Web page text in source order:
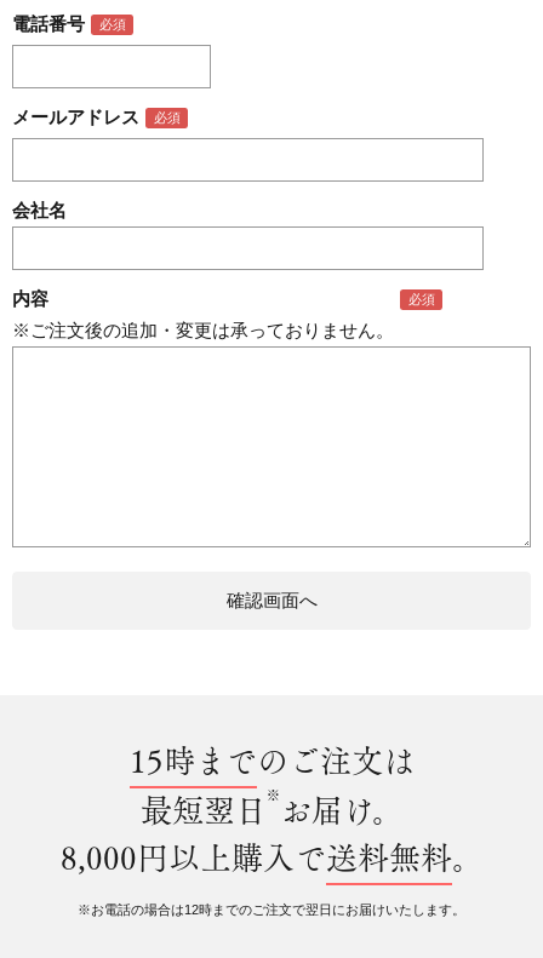
電話番号
メールアドレス
会社名
内容
※ご注文後の追加・変更は承っておりません。
15時までのご注文は
最短翌日 ※ お届け。
8,000円以上購入で送料無料。
※お電話の場合は12時までのご注文で翌日にお届けいたします。